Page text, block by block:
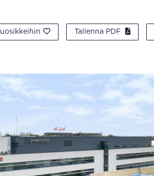
Tallenna PDF